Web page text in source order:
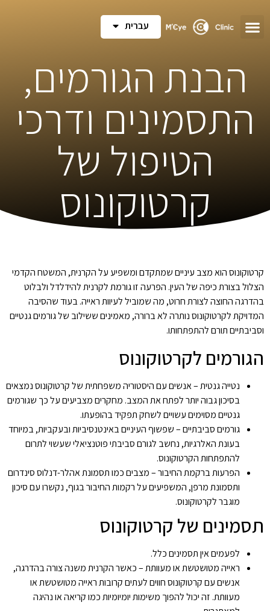
עברית
הבנת הגורמים,
התסמינים ודרכי
הטיפול של
קרטוקונוס
קרטוקונוס הוא מצב עיניים שמתקדם ומשפיע על הקרנית, המשטח הקדמי
הצלול בצורת כיפה של העין. הפרעה זו גורמת לקרנית להידלדל ולבלוט
בהדרגה החוצה לצורת חרוט, מה שמוביל לעיוות ראייה. בעוד שהסיבה
המדויקת לקרטוקונוס נותרה לא ברורה, מאמינים ששילוב של גורמים גנטיים
וסביבתיים תורם להתפתחותו.
הגורמים לקרטוקונוס
נטייה גנטית – אנשים עם היסטוריה משפחתית של קרטוקונוס נמצאים
בסיכון גבוה יותר לפתח את המצב. מחקרים מצביעים על כך שגורמים
גנטיים מסוימים עשויים לשחק תפקיד בהופעתו.
גורמים סביבתיים – שפשוף העיניים באינטנסיביות ובעקביות, במיוחד
בעונת האלרגיות, נחשב לגורם סביבתי פוטנציאלי שעשוי לתרום
להתפתחות הקרטוקונוס.
הפרעות ברקמת החיבור – מצבים כמו תסמונת אהלר-דנלוס סינדרום
ותסמונת מרפן, המשפיעים על רקמות החיבור בגוף, נקשרו עם סיכון
מוגבר לקרטוקונוס.
תסמינים של קרטוקונוס
לפעמים אין תסמינים כלל.
ראייה מטושטשת או מעוותת – כאשר הקרנית משנה צורה בהדרגה,
אנשים עם קרטוקונוס חווים לעתים קרובות ראייה מטושטשת או
מעוותת. זה יכול להפוך משימות יומיומיות כמו קריאה או נהיגה